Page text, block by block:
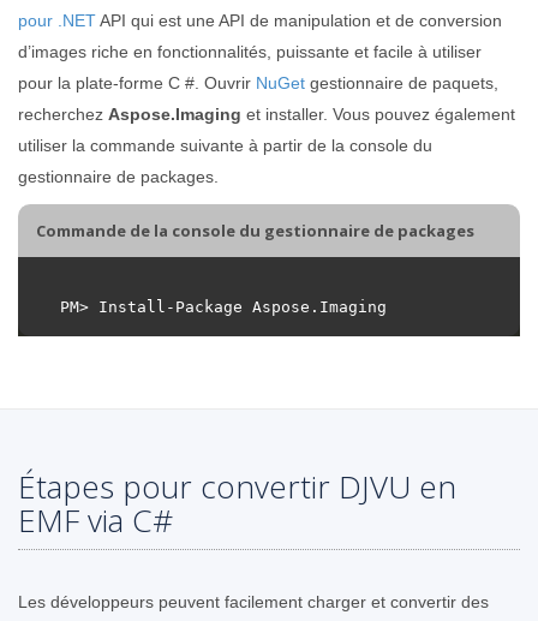
pour .NETAPI qui est une API de manipulation et de conversion
d’images riche en fonctionnalités, puissante et facile à utiliser
pour la plate-forme C #. Ouvrir NuGet gestionnaire de paquets,
recherchez Aspose.Imaging et installer. Vous pouvez également
utiliser la commande suivante à partir de la console du
gestionnaire de packages.
Commande de la console du gestionnaire de packages
Étapes pour convertir DJVU en
EMF via C#
Les développeurs peuvent facilement charger et convertir des